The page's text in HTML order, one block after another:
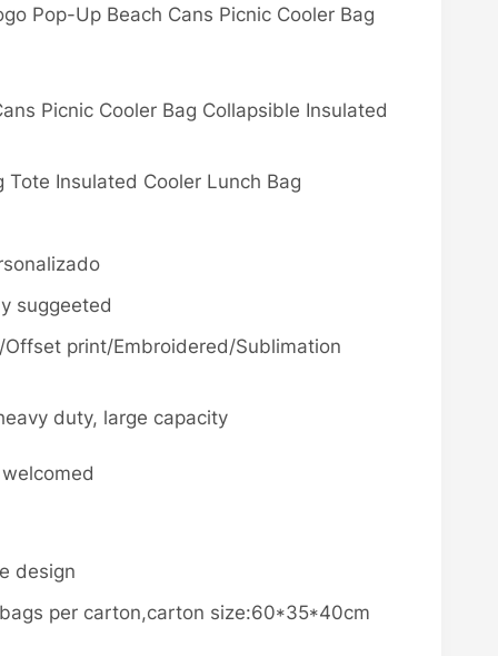
Pop-Up Beach Cans Picnic Cooler Bag
Picnic Cooler Bag Collapsible Insulated
Insulated Cooler Lunch Bag
suggeeted
print/Embroidered/Sublimation
duty, large capacity
design
per carton,carton size:60*35*40cm